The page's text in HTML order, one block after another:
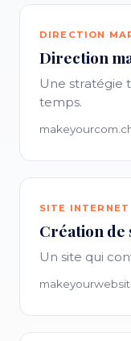
DIRECTION
Direction
Une stratégie
temps.
SITE INTERNET
Création de
Un site qui